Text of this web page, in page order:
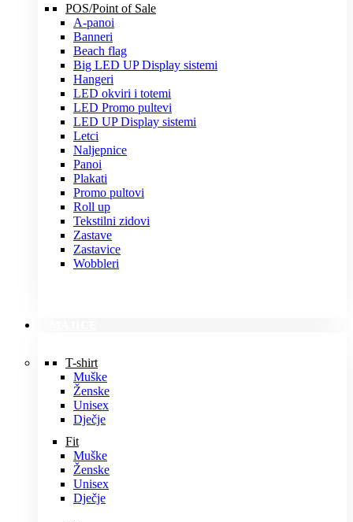
POS/Point of Sale
A-panoi
Banneri
Beach flag
Big LED UP Display sistemi
Hangeri
LED okviri i totemi
LED Promo pultevi
LED UP Display sistemi
Letci
Naljepnice
Panoi
Plakati
Promo pultovi
Roll up
Tekstilni zidovi
Zastave
Zastavice
Wobbleri
T-shirt
Muške
Ženske
Unisex
Dječje
Fit
Muške
Ženske
Unisex
Dječje